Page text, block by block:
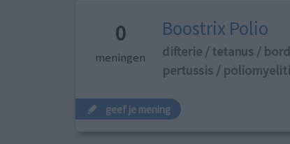
0
meningen
Boostrix Polio
difterie / tetanus /
pertussis /
geef je mening